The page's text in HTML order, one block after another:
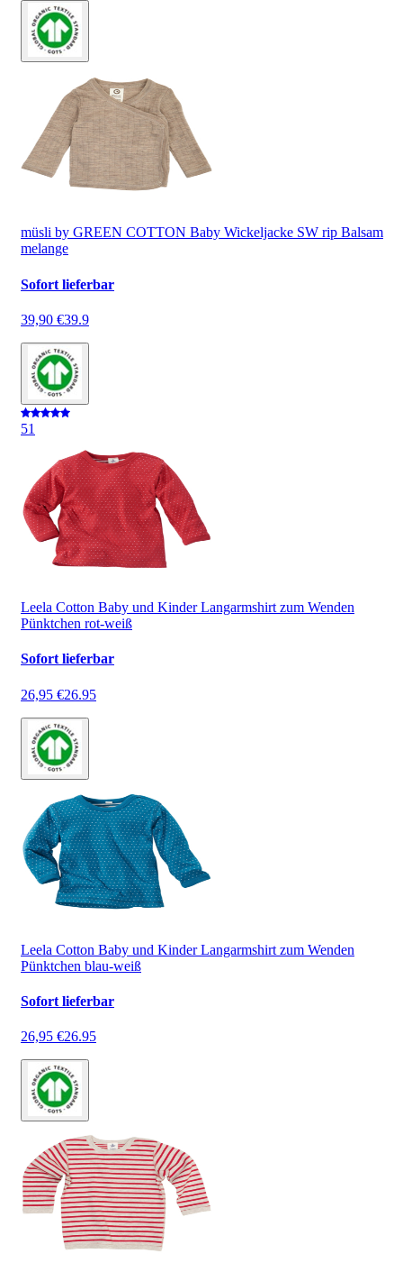
müsli by GREEN COTTON Baby Wickeljacke SW rip Balsam
melange
Sofort lieferbar
39,90 €39.9
51
Leela Cotton Baby und Kinder Langarmshirt zum Wenden
Pünktchen rot-weiß
Sofort lieferbar
26,95 €26.95
Leela Cotton Baby und Kinder Langarmshirt zum Wenden
Pünktchen blau-weiß
Sofort lieferbar
26,95 €26.95